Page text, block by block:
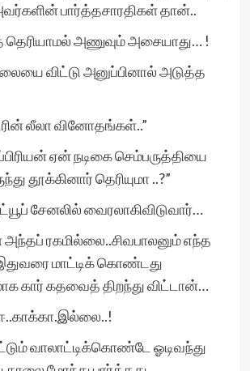
பார்த்தசாரதிகள் தான்..
அணுவும் அசையாது… !
விட்டு அனுப்பினால் அடுத்த
லீலா வினோதங்கள்..”
ஏன் நடிகை செம்பருத்தியை
தூக்கினார் தெரியுமா ..?”
சேனலில் வைரலாகிவிடுவார்…
ரகமில்லை..சிவபாலனும் எந்த
இதுவரை மாட்டிக் கொண்டது
கார் கதவைத் திறந்து விட்டான்…
வாலாட்டிக்கொண்டே ஓடிவந்து